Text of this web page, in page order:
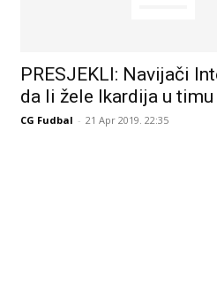
PRESJEKLI: Navijači
da li žele Ikardija u timu
CG Fudbal - 21 Apr 2019. 22:35